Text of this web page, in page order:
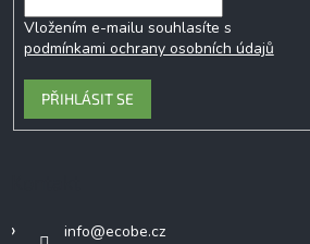
Vložením e-mailu souhlasíte s
podmínkami ochrany osobních údajů
PŘIHLÁSIT SE
info@ecobe.cz